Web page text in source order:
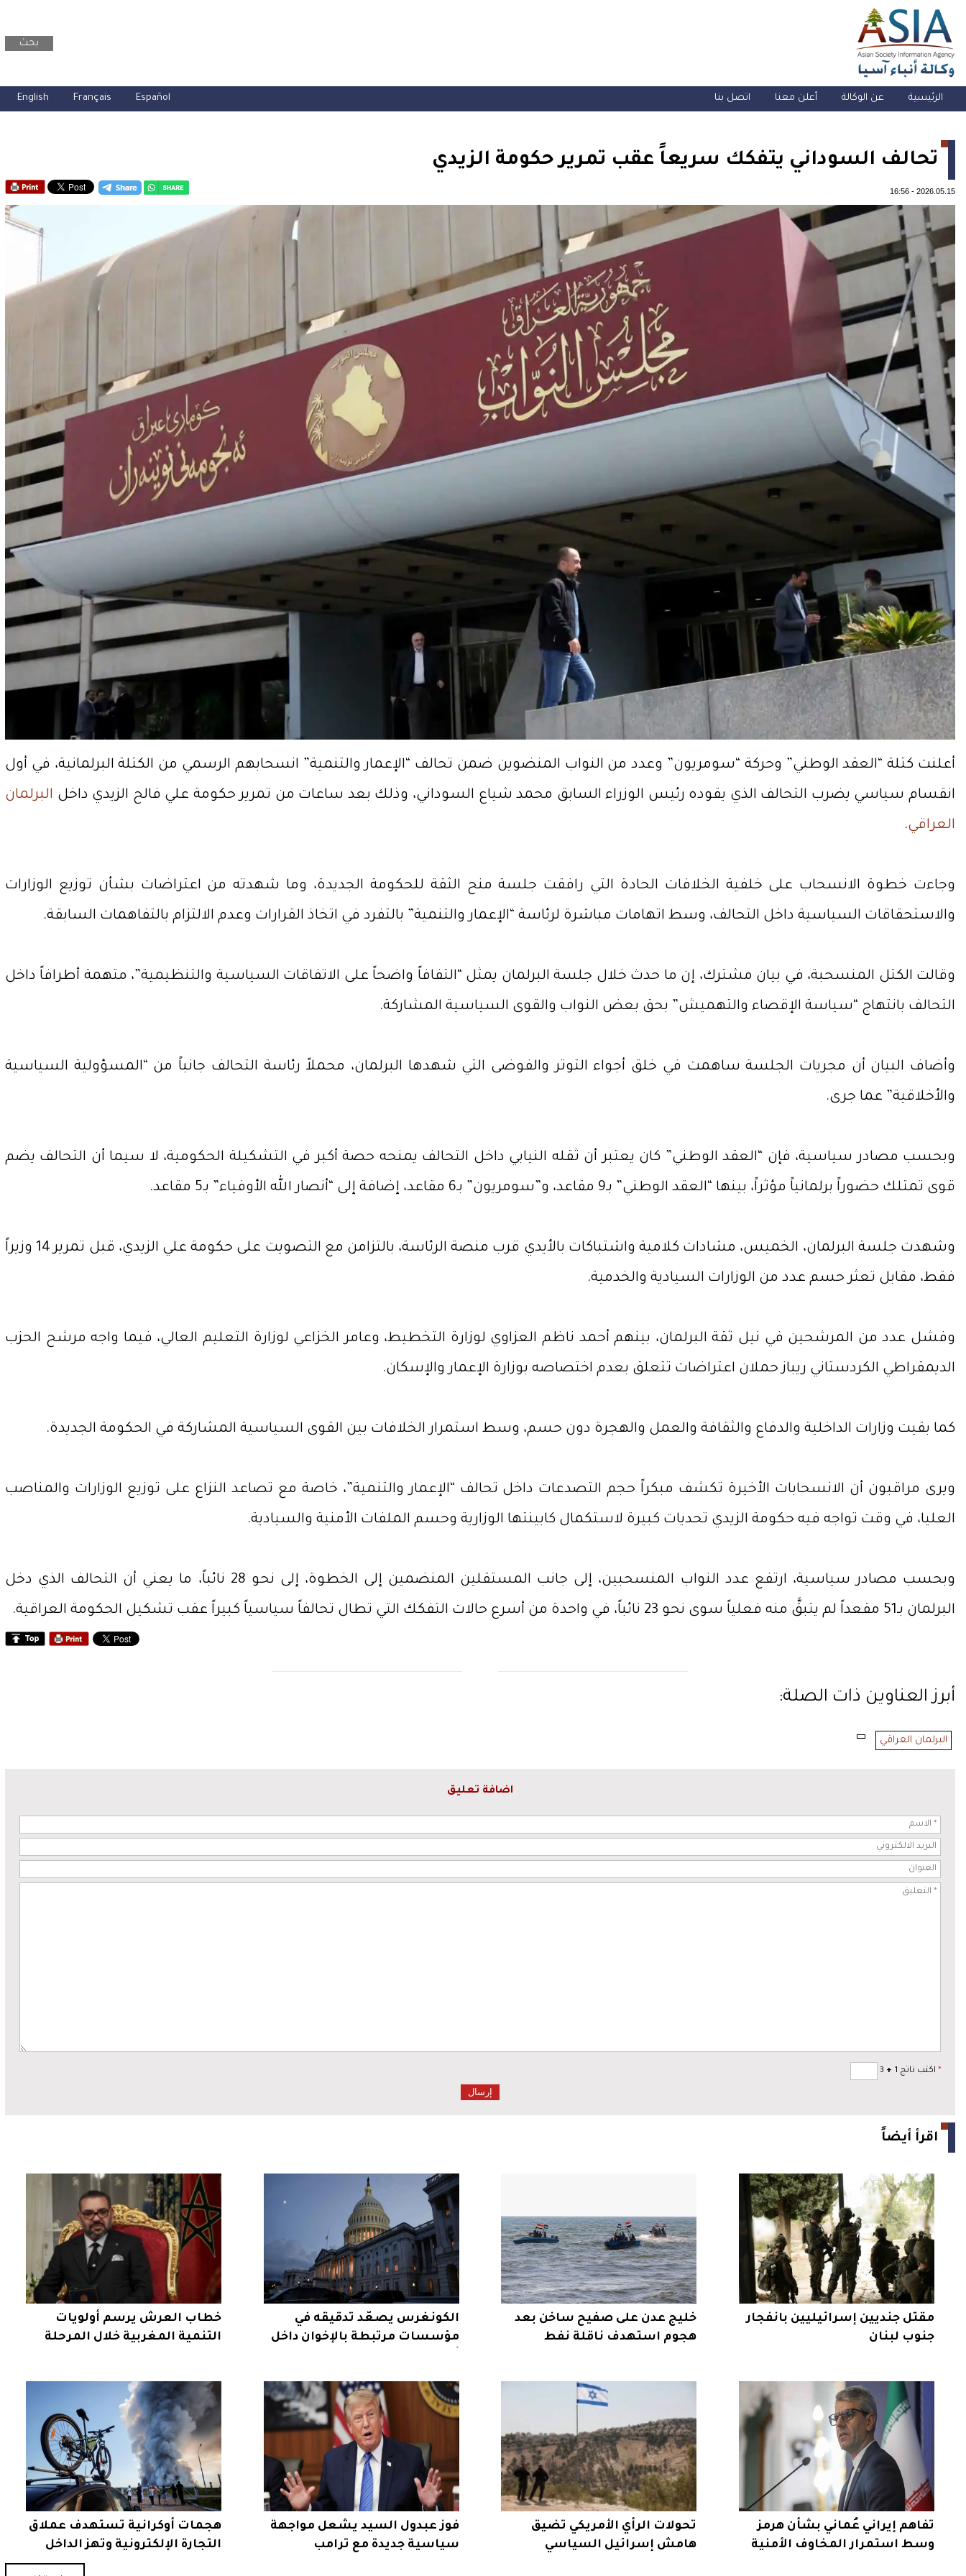
بحث
الرئيسية عن الوكالة أعلن معنا اتصل بنا English Français Español
تحالف السوداني يتفكك سريعاً عقب تمرير حكومة الزيدي
2026.05.15
-
16:56
أعلنت كتلة “العقد الوطني” وحركة “سومريون” وعدد من النواب المنضوين ضمن تحالف “الإعمار والتنمية” انسحابهم الرسمي من الكتلة البرلمانية، في أول
انقسام سياسي يضرب التحالف الذي يقوده رئيس الوزراء السابق محمد شياع السوداني، وذلك بعد ساعات من تمرير حكومة علي فالح الزيدي داخل البرلمان
العراقي.
وجاءت خطوة الانسحاب على خلفية الخلافات الحادة التي رافقت جلسة منح الثقة للحكومة الجديدة، وما شهدته من اعتراضات بشأن توزيع الوزارات
والاستحقاقات السياسية داخل التحالف، وسط اتهامات مباشرة لرئاسة “الإعمار والتنمية” بالتفرد في اتخاذ القرارات وعدم الالتزام بالتفاهمات السابقة.
وقالت الكتل المنسحبة، في بيان مشترك، إن ما حدث خلال جلسة البرلمان يمثل “التفافاً واضحاً على الاتفاقات السياسية والتنظيمية”، متهمة أطرافاً داخل
التحالف بانتهاج “سياسة الإقصاء والتهميش” بحق بعض النواب والقوى السياسية المشاركة.
وأضاف البيان أن مجريات الجلسة ساهمت في خلق أجواء التوتر والفوضى التي شهدها البرلمان، محملاً رئاسة التحالف جانباً من “المسؤولية السياسية
والأخلاقية” عما جرى.
وبحسب مصادر سياسية، فإن “العقد الوطني” كان يعتبر أن ثقله النيابي داخل التحالف يمنحه حصة أكبر في التشكيلة الحكومية، لا سيما أن التحالف يضم
قوى تمتلك حضوراً برلمانياً مؤثراً، بينها “العقد الوطني” بـ9 مقاعد، و”سومريون” بـ6 مقاعد، إضافة إلى “أنصار الله الأوفياء” بـ5 مقاعد.
وشهدت جلسة البرلمان، الخميس، مشادات كلامية واشتباكات بالأيدي قرب منصة الرئاسة، بالتزامن مع التصويت على حكومة علي الزيدي، قبل تمرير 14 وزيراً
فقط، مقابل تعثر حسم عدد من الوزارات السيادية والخدمية.
وفشل عدد من المرشحين في نيل ثقة البرلمان، بينهم أحمد ناظم العزاوي لوزارة التخطيط، وعامر الخزاعي لوزارة التعليم العالي، فيما واجه مرشح الحزب
الديمقراطي الكردستاني ريباز حملان اعتراضات تتعلق بعدم اختصاصه بوزارة الإعمار والإسكان.
كما بقيت وزارات الداخلية والدفاع والثقافة والعمل والهجرة دون حسم، وسط استمرار الخلافات بين القوى السياسية المشاركة في الحكومة الجديدة.
ويرى مراقبون أن الانسحابات الأخيرة تكشف مبكراً حجم التصدعات داخل تحالف “الإعمار والتنمية”، خاصة مع تصاعد النزاع على توزيع الوزارات والمناصب
العليا، في وقت تواجه فيه حكومة الزيدي تحديات كبيرة لاستكمال كابينتها الوزارية وحسم الملفات الأمنية والسيادية.
وبحسب مصادر سياسية، ارتفع عدد النواب المنسحبين، إلى جانب المستقلين المنضمين إلى الخطوة، إلى نحو 28 نائباً، ما يعني أن التحالف الذي دخل
البرلمان بـ51 مقعداً لم يتبقَّ منه فعلياً سوى نحو 23 نائباً، في واحدة من أسرع حالات التفكك التي تطال تحالفاً سياسياً كبيراً عقب تشكيل الحكومة العراقية.
أبرز العناوين ذات الصلة:
البرلمان العراقي
اضافة تعليق
* اكتب ناتج 1 +
اقرأ أيضاً
مقتل جنديين إسرائيليين بانفجار
جنوب لبنان
خليج عدن على صفيح ساخن بعد
هجوم استهدف ناقلة نفط
الكونغرس يصعّد تدقيقه في
مؤسسات مرتبطة بالإخوان داخل
خطاب العرش يرسم أولويات
التنمية المغربية خلال المرحلة
تفاهم إيراني عُماني بشأن هرمز
وسط استمرار المخاوف الأمنية
تحولات الرأي الأمريكي تضيق
هامش إسرائيل السياسي
فوز عبدول السيد يشعل مواجهة
سياسية جديدة مع ترامب
هجمات أوكرانية تستهدف عملاق
التجارة الإلكترونية وتهز الداخل